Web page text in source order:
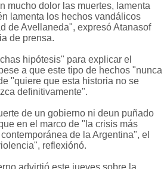
mucho dolor las muertes, lamenta
lamenta los hechos vandálicos
de Avellaneda", expresó Atanasof
de prensa.
hipótesis" para explicar el
a que este tipo de hechos "nunca
"quiere que esta historia no se
definitivamente".
de un gobierno ni deun puñado
en el marco de "la crisis más
de la Argentina", el
reflexiónó.